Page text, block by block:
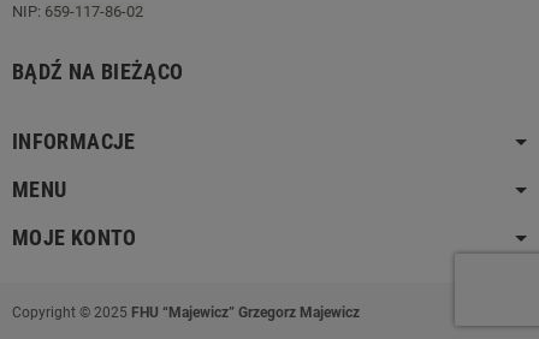
NIP: 659-117-86-02
BĄDŹ NA BIEŻĄCO
INFORMACJE
MENU
MOJE KONTO
Copyright © 2025 FHU “Majewicz” Grzegorz Majewicz